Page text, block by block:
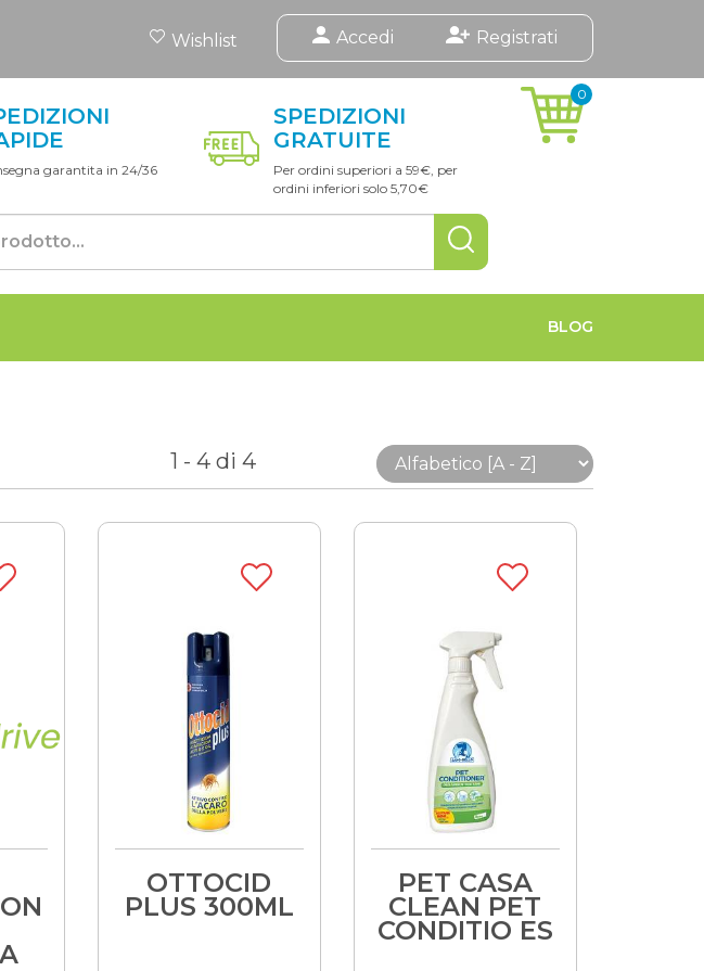
Wishlist Accedi Registrati
garantita in 24/36
SPEDIZIONI
GRATUITE
Per ordini superiori a 59€, per
ordini inferiori solo 5,70€
0articoli
BLOG
1 - 4 di 4
OTTOCID
PLUS 300ML
PET CASA
CLEAN PET
CONDITIO ES